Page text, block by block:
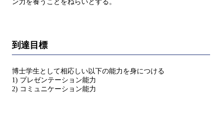
ン力を養うことをねらいとする。
到達目標
博士学生として相応しい以下の能力を身につける
1) プレゼンテーション能力
2) コミュニケーション能力